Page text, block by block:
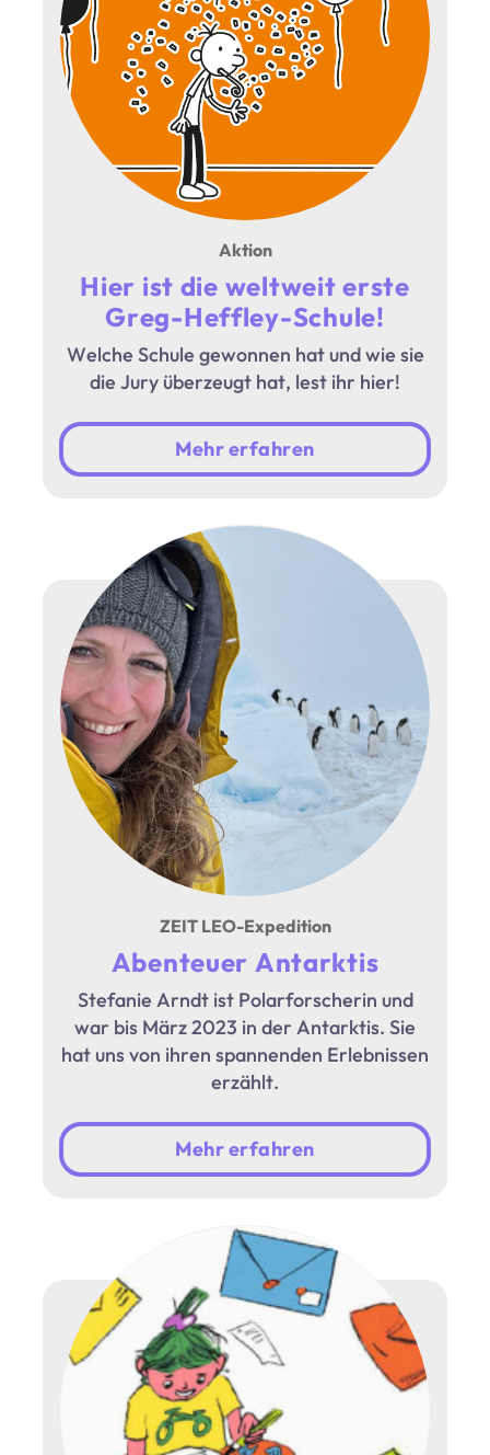
Aktion
Hier ist die weltweit erste
Greg-Heffley-Schule!
Welche Schule gewonnen hat und wie sie
die Jury überzeugt hat, lest ihr hier!
Mehr erfahren
ZEIT LEO-Expedition
Abenteuer Antarktis
Stefanie Arndt ist Polarforscherin und
war bis März 2023 in der Antarktis. Sie
hat uns von ihren spannenden Erlebnissen
erzählt.
Mehr erfahren